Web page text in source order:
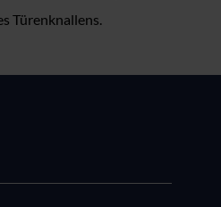
Türenknallens.